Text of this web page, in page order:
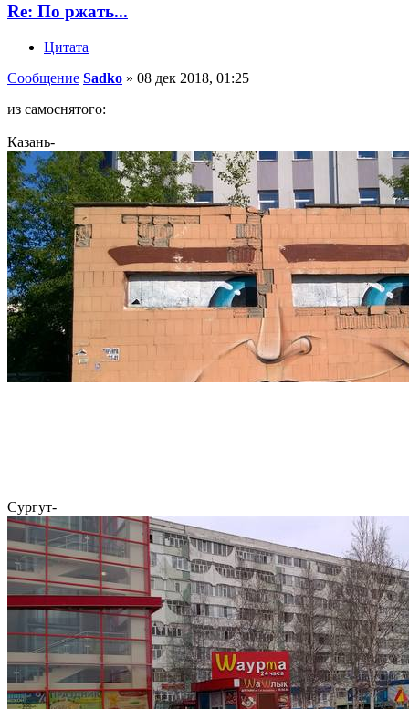
Re: По ржать...
Цитата
Сообщение Sadko » 08 дек 2018, 01:25
из самоснятого:
Казань-
Сургут-